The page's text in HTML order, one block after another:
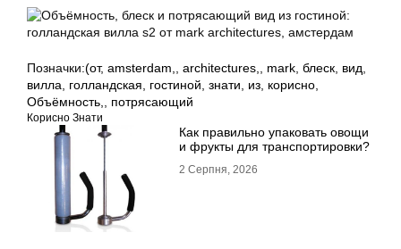
Позначки:(от, amsterdam, architectures, mark блеск вид
вилла
голландская гостиной знати из корисно
Объёмность,
потрясающий
Корисно Знати
Как правильно упаковать овощи
и фрукты для транспортировки?
2 Серпня, 2026